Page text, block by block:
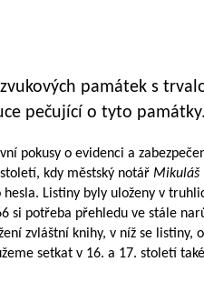
památek s
pečující o tyto památky.
pokusy o evidenci a
kdy městský notář Mikuláš
Listiny byly uloženy v
si potřeba přehledu ve stále
zvláštní knihy, v níž se listiny,
setkat v 16. a 17. století